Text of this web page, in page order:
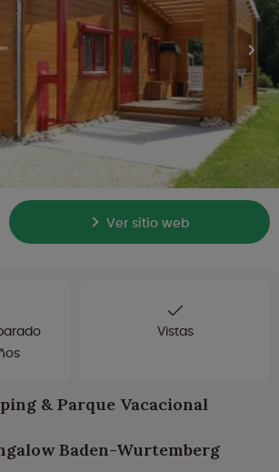
Ver sitio web
Vistas
& Parque Vacacional
Baden-Wurtemberg